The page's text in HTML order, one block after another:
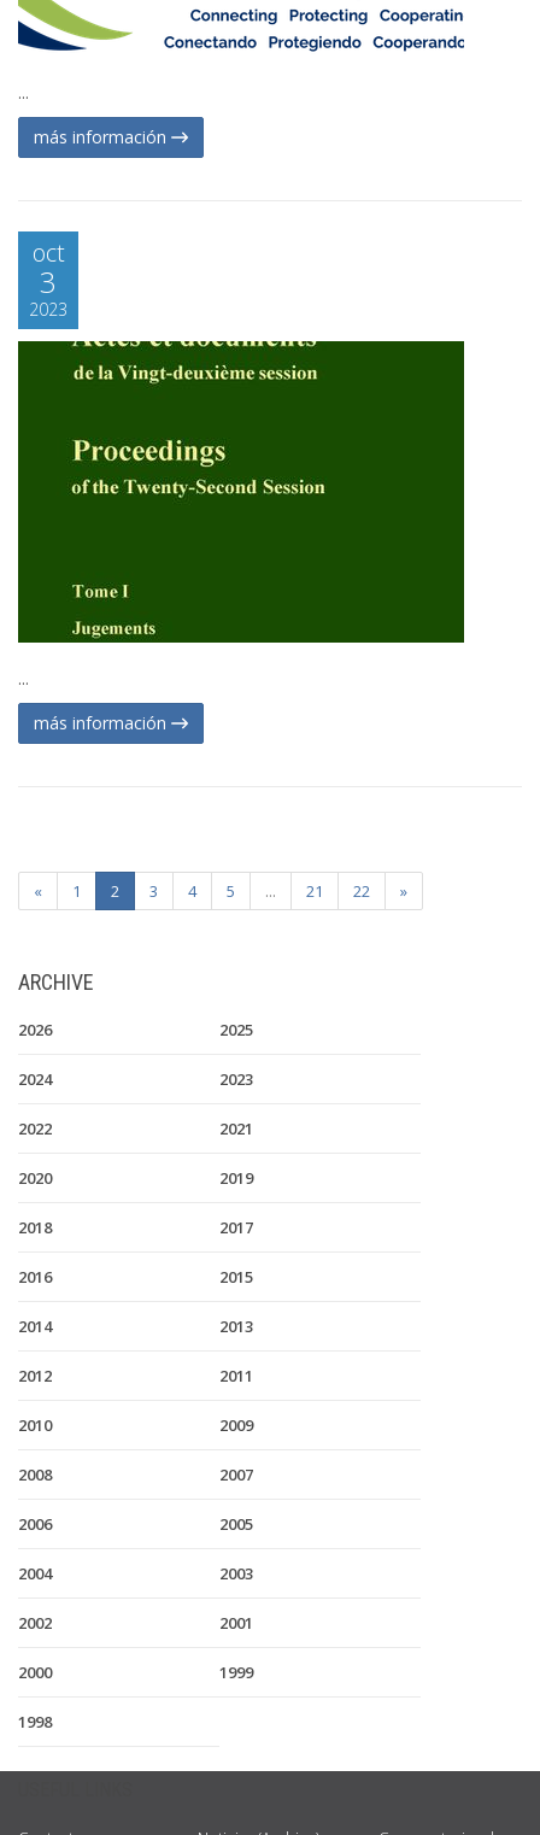
...
más información
oct
3
2023
...
más información
« 1 2 3 4 5 ... 21 22 »
ARCHIVE
2026 2025
2024 2023
2022 2021
2020 2019
2018 2017
2016 2015
2014 2013
2012 2011
2010 2009
2008 2007
2006 2005
2004 2003
2002 2001
2000 1999
1998